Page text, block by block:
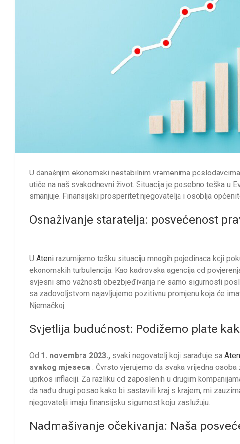
U današnjim ekonomski nestabilnim vremenima
utiče na naš svakodnevni život. Situacija je posebno teška u
smanjuje. Finansijski prosperitet njegovatelja i osoblja
Osnaživanje staratelja: posvećenost
U Ateni razumijemo tešku situaciju mnogih pojedinaca koji
ekonomskih turbulencija. Kao kadrovska agencija od
svjesni smo važnosti obezbjeđivanja ne samo sigurnosti
sa zadovoljstvom najavljujemo pozitivnu promjenu koja će
Njemačkoj.
Svjetlija budućnost: Podižemo plate
Od 1. novembra 2023., svaki negovatelj koji sarađuje sa
svakog mjeseca . Čvrsto vjerujemo da svaka vrijedna
uprkos inflaciji. Za razliku od zaposlenih u drugim
da nađu drugi posao kako bi sastavili kraj s krajem, mi
njegovatelji imaju finansijsku sigurnost koju zaslužuju.
Nadmašivanje očekivanja: Naša